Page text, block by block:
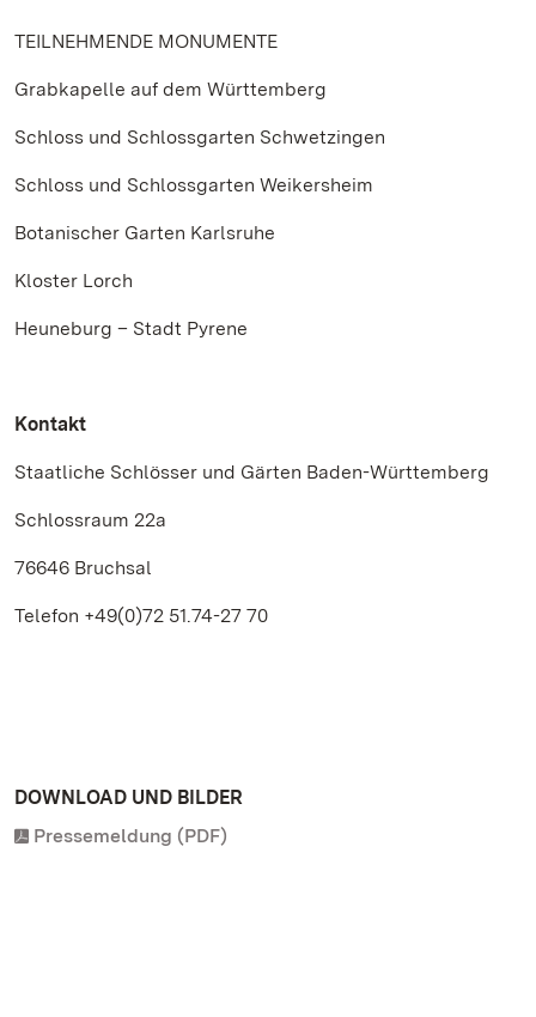
TEILNEHMENDE MONUMENTE
Grabkapelle auf dem Württemberg
Schloss und Schlossgarten Schwetzingen
Schloss und Schlossgarten Weikersheim
Botanischer Garten Karlsruhe
Kloster Lorch
Heuneburg – Stadt Pyrene
Kontakt
Staatliche Schlösser und Gärten Baden-Württemberg
Schlossraum 22a
76646 Bruchsal
Telefon +49(0)72 51.74-27 70
DOWNLOAD UND BILDER
Pressemeldung (PDF)